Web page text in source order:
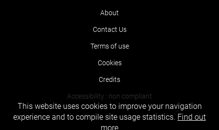
About
Contact Us
Terms of use
Cookies
Credits
Accessibility : non compliant
This website uses cookies to improve your navigation
experience and to compile site usage statistics. Find out
more